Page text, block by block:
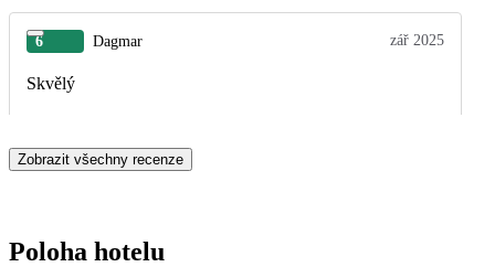
6 Dagmar zář 2025
Skvělý
Zobrazit všechny recenze
Poloha hotelu